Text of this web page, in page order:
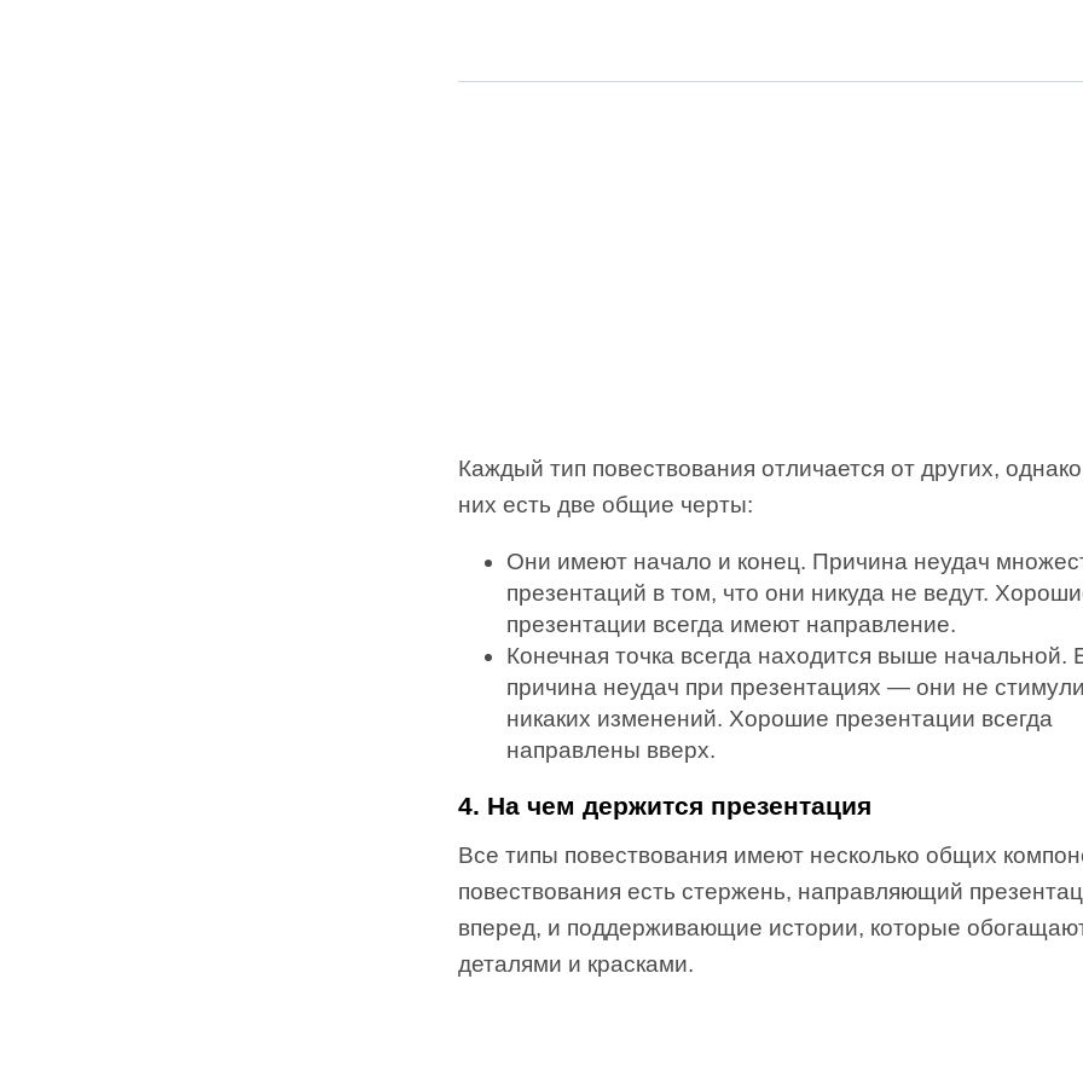
Каждый тип повествования отличается от других,
них есть две общие черты:
Они имеют начало и конец. Причина неудач
презентаций в том, что они никуда не ведут.
презентации всегда имеют направление.
Конечная точка всегда находится выше начальной.
причина неудач при презентациях — они не
никаких изменений. Хорошие презентации всегда
направлены вверх.
4. На чем держится презентация
Все типы повествования имеют несколько общих
повествования есть стержень, направляющий
вперед, и поддерживающие истории, которые
деталями и красками.